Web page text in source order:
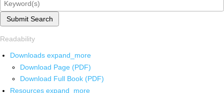
Submit Search
Readability
Downloads expand_more
Download Page (PDF)
Download Full Book (PDF)
Resources expand_more